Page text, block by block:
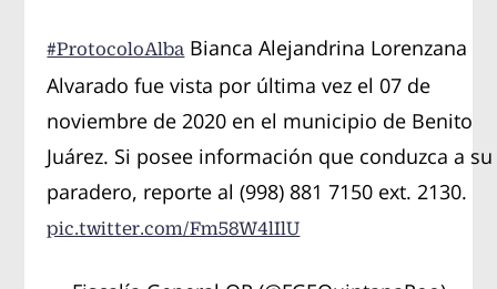
#ProtocoloAlba Bianca Alejandrina Lorenzana
Alvarado fue vista por última vez el 07 de
noviembre de 2020 en el municipio de Benito
Juárez. Si posee información que conduzca a su
paradero, reporte al (998) 881 7150 ext. 2130.
pic.twitter.com/Fm58W4lIlU